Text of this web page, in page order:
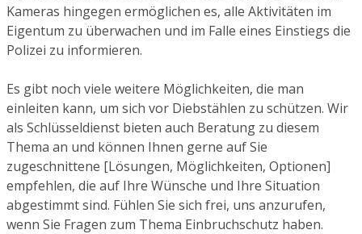
Kameras hingegen ermöglichen es, alle Aktivitäten im
Eigentum zu überwachen und im Falle eines Einstiegs die
Polizei zu informieren.
Es gibt noch viele weitere Möglichkeiten, die man
einleiten kann, um sich vor Diebstählen zu schützen. Wir
als Schlüsseldienst bieten auch Beratung zu diesem
Thema an und können Ihnen gerne auf Sie
zugeschnittene [Lösungen, Möglichkeiten, Optionen]
empfehlen, die auf Ihre Wünsche und Ihre Situation
abgestimmt sind. Fühlen Sie sich frei, uns anzurufen,
wenn Sie Fragen zum Thema Einbruchschutz haben.